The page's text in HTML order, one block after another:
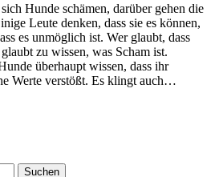
Hunde schämen, darüber gehen die
Leute denken, dass sie es können,
es unmöglich ist. Wer glaubt, dass
zu wissen, was Scham ist.
überhaupt wissen, dass ihr
Werte verstößt. Es klingt auch…